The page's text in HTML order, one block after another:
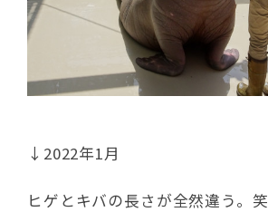
↓2022年1月
ヒゲとキバの長さが全然違う。笑